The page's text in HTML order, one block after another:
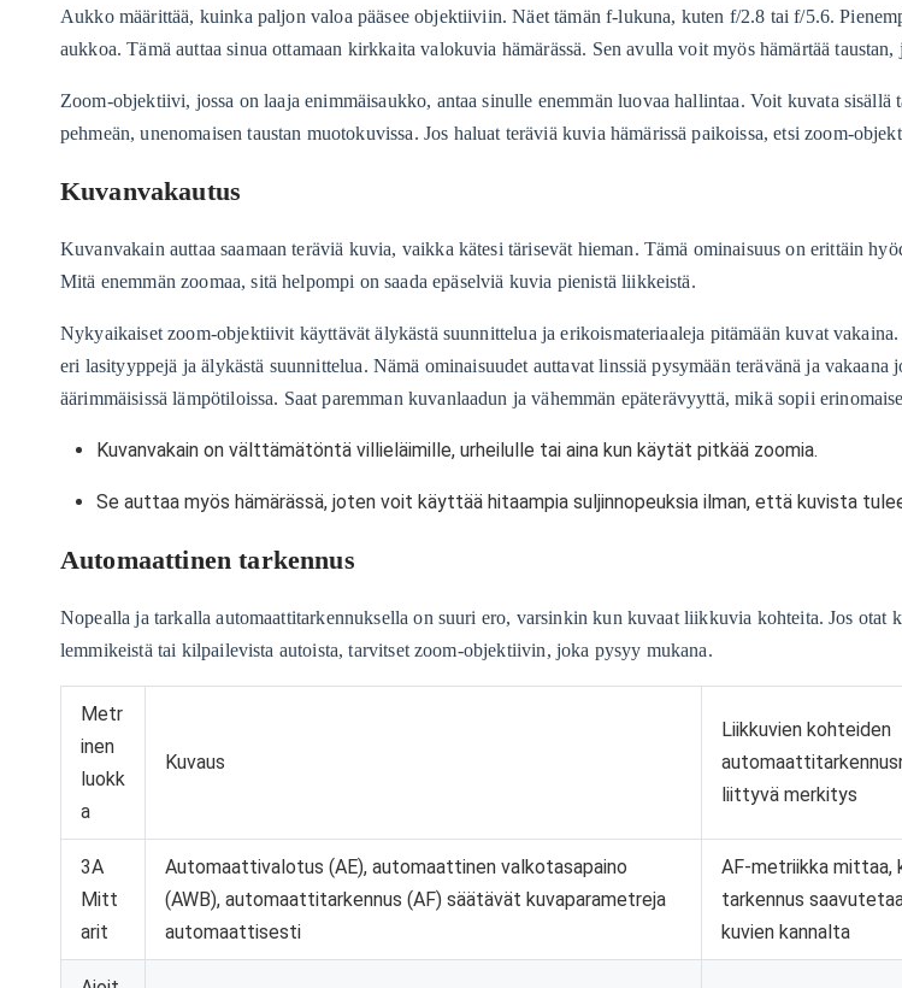
Aukko määrittää, kuinka paljon valoa pääsee objektiiviin. Näet tämän f-lukuna, kuten f/2.8 tai f/5.6.
aukkoa. Tämä auttaa sinua ottamaan kirkkaita valokuvia hämärässä. Sen avulla voit myös hämärtää
Zoom-objektiivi, jossa on laaja enimmäisaukko, antaa sinulle enemmän luovaa hallintaa. Voit kuvata sisällä
pehmeän, unenomaisen taustan muotokuvissa. Jos haluat teräviä kuvia hämärissä paikoissa, etsi zoom-
Kuvanvakautus
Kuvanvakain auttaa saamaan teräviä kuvia, vaikka kätesi tärisevät hieman. Tämä ominaisuus on erittäin
Mitä enemmän zoomaa, sitä helpompi on saada epäselviä kuvia pienistä liikkeistä.
Nykyaikaiset zoom-objektiivit käyttävät älykästä suunnittelua ja erikoismateriaaleja pitämään kuvat
eri lasityyppejä ja älykästä suunnittelua. Nämä ominaisuudet auttavat linssiä pysymään terävänä ja vakaana
äärimmäisissä lämpötiloissa. Saat paremman kuvanlaadun ja vähemmän epäterävyyttä, mikä sopii
Kuvanvakain on välttämätöntä villieläimille, urheilulle tai aina kun käytät pitkää zoomia.
Se auttaa myös hämärässä, joten voit käyttää hitaampia suljinnopeuksia ilman, että kuvista
Automaattinen tarkennus
Nopealla ja tarkalla automaattitarkennuksella on suuri ero, varsinkin kun kuvaat liikkuvia kohteita. Jos otat
lemmikeistä tai kilpailevista autoista, tarvitset zoom-objektiivin, joka pysyy mukana.
Metr
inen
luokk
a
Kuvaus
Liikkuvien kohteiden
liittyvä merkitys
3A
Mitt
arit
Automaattivalotus (AE), automaattinen valkotasapaino
(AWB), automaattitarkennus (AF) säätävät kuvaparametreja
automaattisesti
AF-metriikka mittaa,
tarkennus
kuvien kannalta